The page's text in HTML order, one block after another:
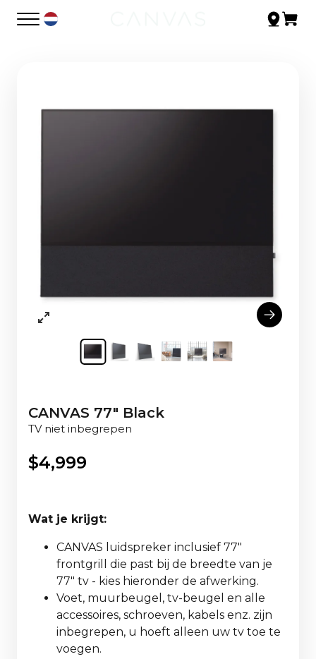
CANVAS 77" Black
TV niet inbegrepen
$4,999
Wat je krijgt:
CANVAS luidspreker inclusief 77"
frontgrill die past bij de breedte van je
77" tv - kies hieronder de afwerking.
Voet, muurbeugel, tv-beugel en alle
accessoires, schroeven, kabels enz. zijn
inbegrepen, u hoeft alleen uw tv toe te
voegen.